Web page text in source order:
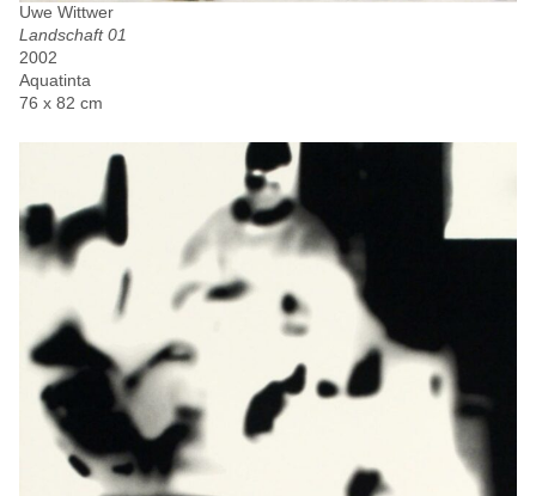
Uwe Wittwer
Landschaft 01
2002
Aquatinta
76 x 82 cm